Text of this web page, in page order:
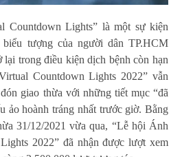
Countdown Lights” là một sự kiện
biểu tượng của người dân TP.HCM
lại trong điều kiện dịch bệnh còn hạn
Countdown Lights 2022” vẫn
giao thừa với những tiết mục “đã
ảo hoành tráng nhất trước giờ. Bằng
31/12/2021 vừa qua, “Lễ hội Ánh
2022” đã nhận được lượt xem